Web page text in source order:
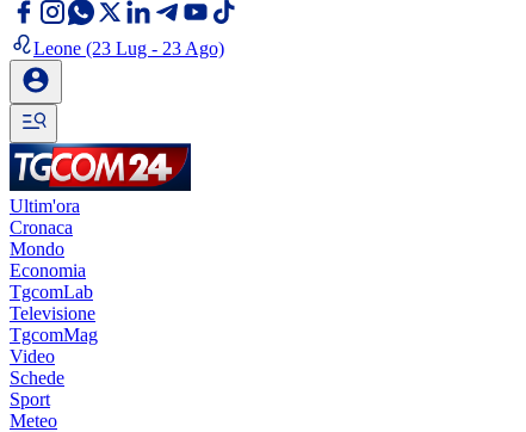
Leone (23 Lug - 23 Ago)
Ultim'ora
Cronaca
Mondo
Economia
TgcomLab
Televisione
TgcomMag
Video
Schede
Sport
Meteo